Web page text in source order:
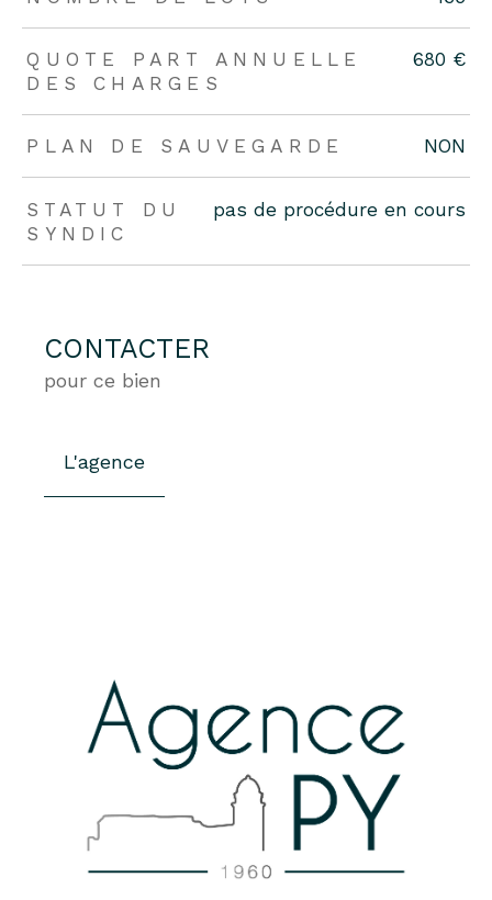
QUOTE PART ANNUELLE
DES CHARGES
680 €
PLAN DE SAUVEGARDE NON
STATUT DU
SYNDIC
pas de procédure en cours
CONTACTER
pour ce bien
L'agence